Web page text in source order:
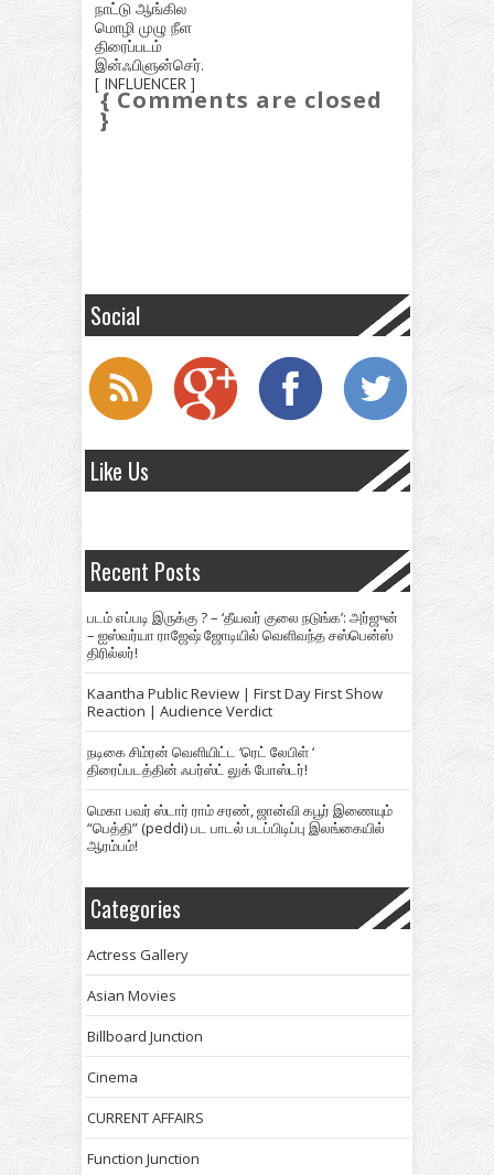
நாட்டு ஆங்கில
மொழி முழு நீள
திரைப்படம்
இன்ஃபிளுன்செர்.
[ INFLUENCER ]
{ Comments are closed
}
Social
Like Us
Recent Posts
படம் எப்படி இருக்கு ? – ‘தீயவர் குலை நடுங்க’: அர்ஜுன்
– ஐஸ்வர்யா ராஜேஷ் ஜோடியில் வெளிவந்த சஸ்பென்ஸ்
திரில்லர்!
Kaantha Public Review | First Day First Show
Reaction | Audience Verdict
நடிகை சிம்ரன் வெளியிட்ட ‘ரெட் லேபிள் ‘
திரைப்படத்தின் ஃபர்ஸ்ட் லுக் போஸ்டர்!
மெகா பவர் ஸ்டார் ராம் சரண், ஜான்வி கபூர் இணையும்
“பெத்தி” (peddi) பட பாடல் படப்பிடிப்பு இலங்கையில்
ஆரம்பம்!
Categories
Actress Gallery
Asian Movies
Billboard Junction
Cinema
CURRENT AFFAIRS
Function Junction